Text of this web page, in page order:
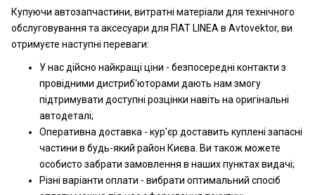
Купуючи автозапчастини, витратні матеріали для технічного
обслуговування та аксесуари для FIAT LINEA в Avtovektor, ви
отримуєте наступні переваги:
У нас дійсно найкращі ціни - безпосередні контакти з
провідними дистриб'юторами дають нам змогу
підтримувати доступні розцінки навіть на оригінальні
автодеталі;
Оперативна доставка - кур'єр доставить куплені запасні
частини в будь-який район Києва. Ви також можете
особисто забрати замовлення в наших пунктах видачі;
Різні варіанти оплати - вибрати оптимальний спосіб